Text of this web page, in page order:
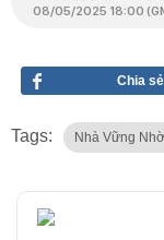
08/05/2025 18:00
Chia sẻ
Tags: Nhà Vững